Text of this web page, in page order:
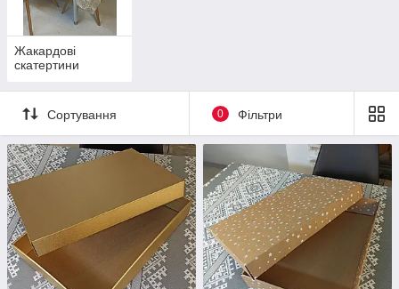
Жакардові
скатертини
Сортування 0 Фільтри